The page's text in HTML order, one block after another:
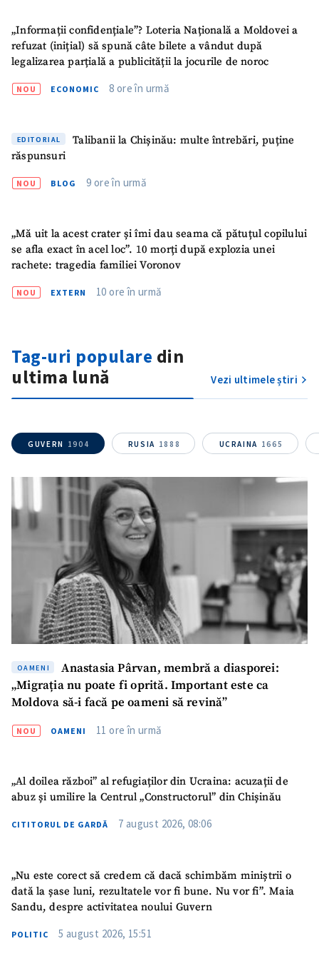
„Informații confidențiale”? Loteria Națională a Moldovei a
refuzat (inițial) să spună câte bilete a vândut după
legalizarea parțială a publicității la jocurile de noroc
NOU ECONOMIC 8 ore în urmă
EDITORIAL
Talibanii la Chișinău: multe întrebări, puține
răspunsuri
NOU BLOG 9 ore în urmă
„Mă uit la acest crater și îmi dau seama că pătuțul copilului
se afla exact în acel loc”. 10 morți după explozia unei
rachete: tragedia familiei Voronov
NOU EXTERN 10 ore în urmă
Tag-uri populare din
ultima lună
Vezi ultimele știri
GUVERN 1904 RUSIA 1888 UCRAINA 1665
OAMENI
Anastasia Pârvan, membră a diasporei:
„Migrația nu poate fi oprită. Important este ca
Moldova să-i facă pe oameni să revină”
NOU OAMENI 11 ore în urmă
„Al doilea război” al refugiaților din Ucraina: acuzații de
abuz și umilire la Centrul „Constructorul” din Chișinău
CITITORUL DE GARDĂ 7 august 2026, 08:06
„Nu este corect să credem că dacă schimbăm miniștrii o
dată la șase luni, rezultatele vor fi bune. Nu vor fi”. Maia
Sandu, despre activitatea noului Guvern
POLITIC 5 august 2026, 15:51